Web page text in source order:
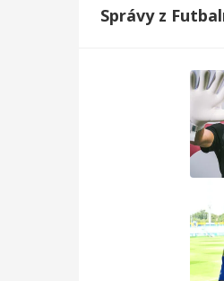
Správy z